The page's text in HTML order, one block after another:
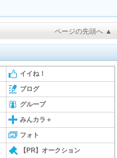
ページの先頭へ ▲
イイね！
ブログ
グループ
みんカラ＋
フォト
【PR】オークション